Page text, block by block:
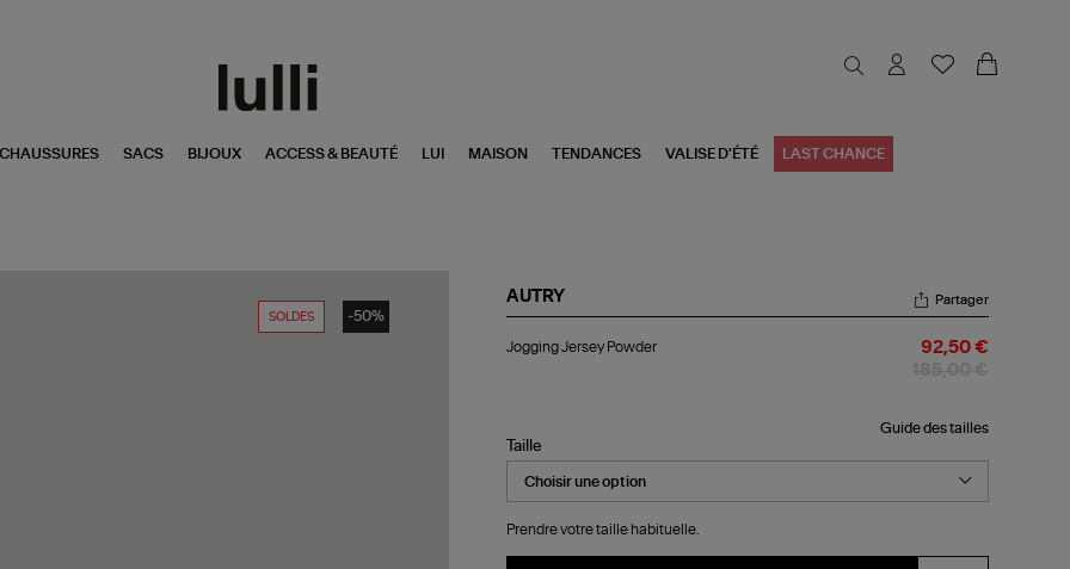
CHAUSSURES SACS BIJOUX ACCESS & BEAUTÉ LUI MAISON TENDANCES VALISE D'ÉTÉ LAST CHANCE
SOLDES -50%
AUTRY
Jersey
Partager
Jogging Jersey Powder 92,50 €
Guide des tailles
Taille
Prendre votre taille habituelle.